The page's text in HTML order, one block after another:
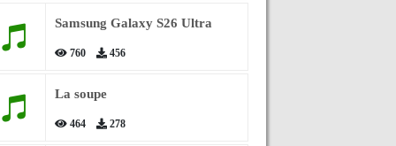
Samsung Galaxy S26 Ultra
760 456
La soupe
464 278